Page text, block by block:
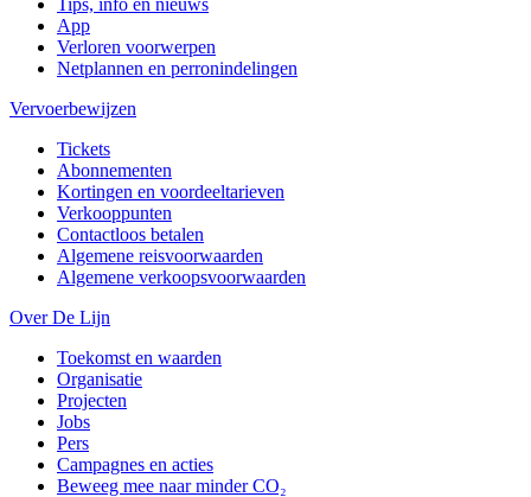
Tips, info en nieuws
App
Verloren voorwerpen
Netplannen en perronindelingen
Vervoerbewijzen
Tickets
Abonnementen
Kortingen en voordeeltarieven
Verkooppunten
Contactloos betalen
Algemene reisvoorwaarden
Algemene verkoopsvoorwaarden
Over De Lijn
Toekomst en waarden
Organisatie
Projecten
Jobs
Pers
Campagnes en acties
Beweeg mee naar minder CO₂